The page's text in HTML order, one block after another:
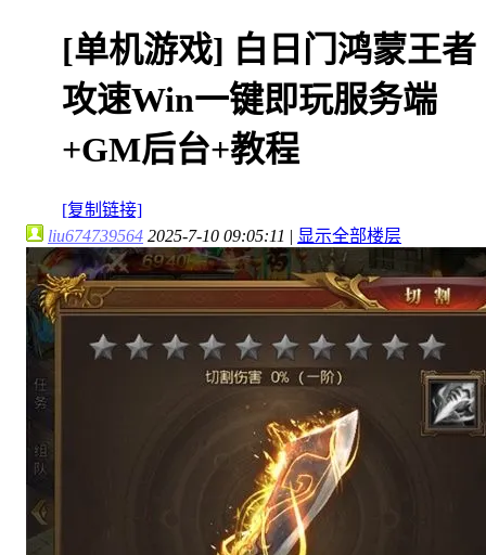
[单机游戏] 白日门鸿蒙王者
攻速Win一键即玩服务端
+GM后台+教程
[复制链接]
liu674739564 2025-7-10 09:05:11 | 显示全部楼层